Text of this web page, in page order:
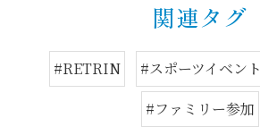
関連タグ
#RETRIN #スポーツイベント
#ファミリー参加